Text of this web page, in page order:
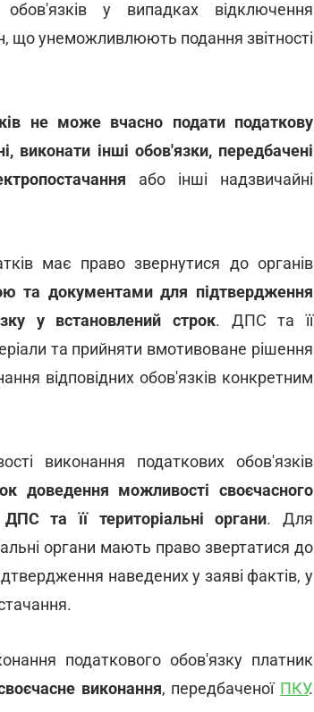
у випадках відключення
що унеможливлюють подання звітності
не може вчасно подати податкову
виконати інші обов'язки, передбачені
або інші надзвичайні
має право звернутися до органів
та документами для підтвердження
у встановлений строк. ДПС та її
та прийняти вмотивоване рішення
відповідних обов'язків конкретним
виконання податкових обов'язків
доведення можливості своєчасного
та її територіальні органи. Для
органи мають право звертатися до
наведених у заяві фактів, у
податкового обов'язку платник
виконання, передбаченоїПКУ.